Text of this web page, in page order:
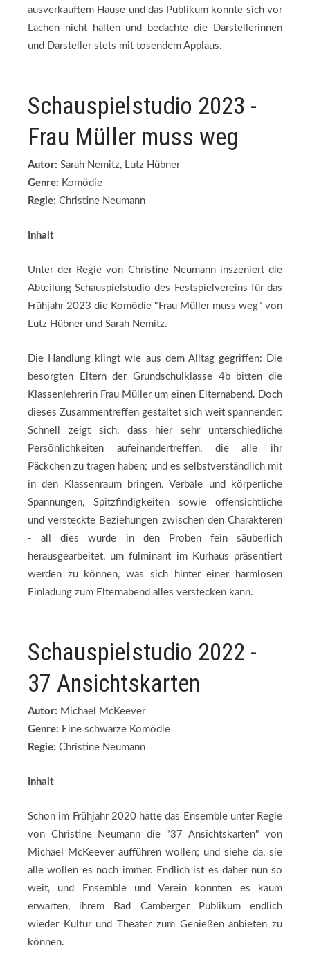
ausverkauftem Hause und das Publikum konnte sich vor
Lachen nicht halten und bedachte die Darstellerinnen
und Darsteller stets mit tosendem Applaus.
Schauspielstudio 2023 -
Frau Müller muss weg
Autor: Sarah Nemitz, Lutz Hübner
Genre: Komödie
Regie: Christine Neumann
Inhalt
Unter der Regie von Christine Neumann inszeniert die
Abteilung Schauspielstudio des Festspielvereins für das
Frühjahr 2023 die Komödie "Frau Müller muss weg" von
Lutz Hübner und Sarah Nemitz.
Die Handlung klingt wie aus dem Alltag gegriffen: Die
besorgten Eltern der Grundschulklasse 4b bitten die
Klassenlehrerin Frau Müller um einen Elternabend. Doch
dieses Zusammentreffen gestaltet sich weit spannender:
Schnell zeigt sich, dass hier sehr unterschiedliche
Persönlichkeiten aufeinandertreffen, die alle ihr
Päckchen zu tragen haben; und es selbstverständlich mit
in den Klassenraum bringen. Verbale und körperliche
Spannungen, Spitzfindigkeiten sowie offensichtliche
und versteckte Beziehungen zwischen den Charakteren
- all dies wurde in den Proben fein säuberlich
herausgearbeitet, um fulminant im Kurhaus präsentiert
werden zu können, was sich hinter einer harmlosen
Einladung zum Elternabend alles verstecken kann.
Schauspielstudio 2022 -
37 Ansichtskarten
Autor: Michael McKeever
Genre: Eine schwarze Komödie
Regie: Christine Neumann
Inhalt
Schon im Frühjahr 2020 hatte das Ensemble unter Regie
von Christine Neumann die "37 Ansichtskarten" von
Michael McKeever aufführen wollen; und siehe da, sie
alle wollen es noch immer. Endlich ist es daher nun so
weit, und Ensemble und Verein konnten es kaum
erwarten, ihrem Bad Camberger Publikum endlich
wieder Kultur und Theater zum Genießen anbieten zu
können.